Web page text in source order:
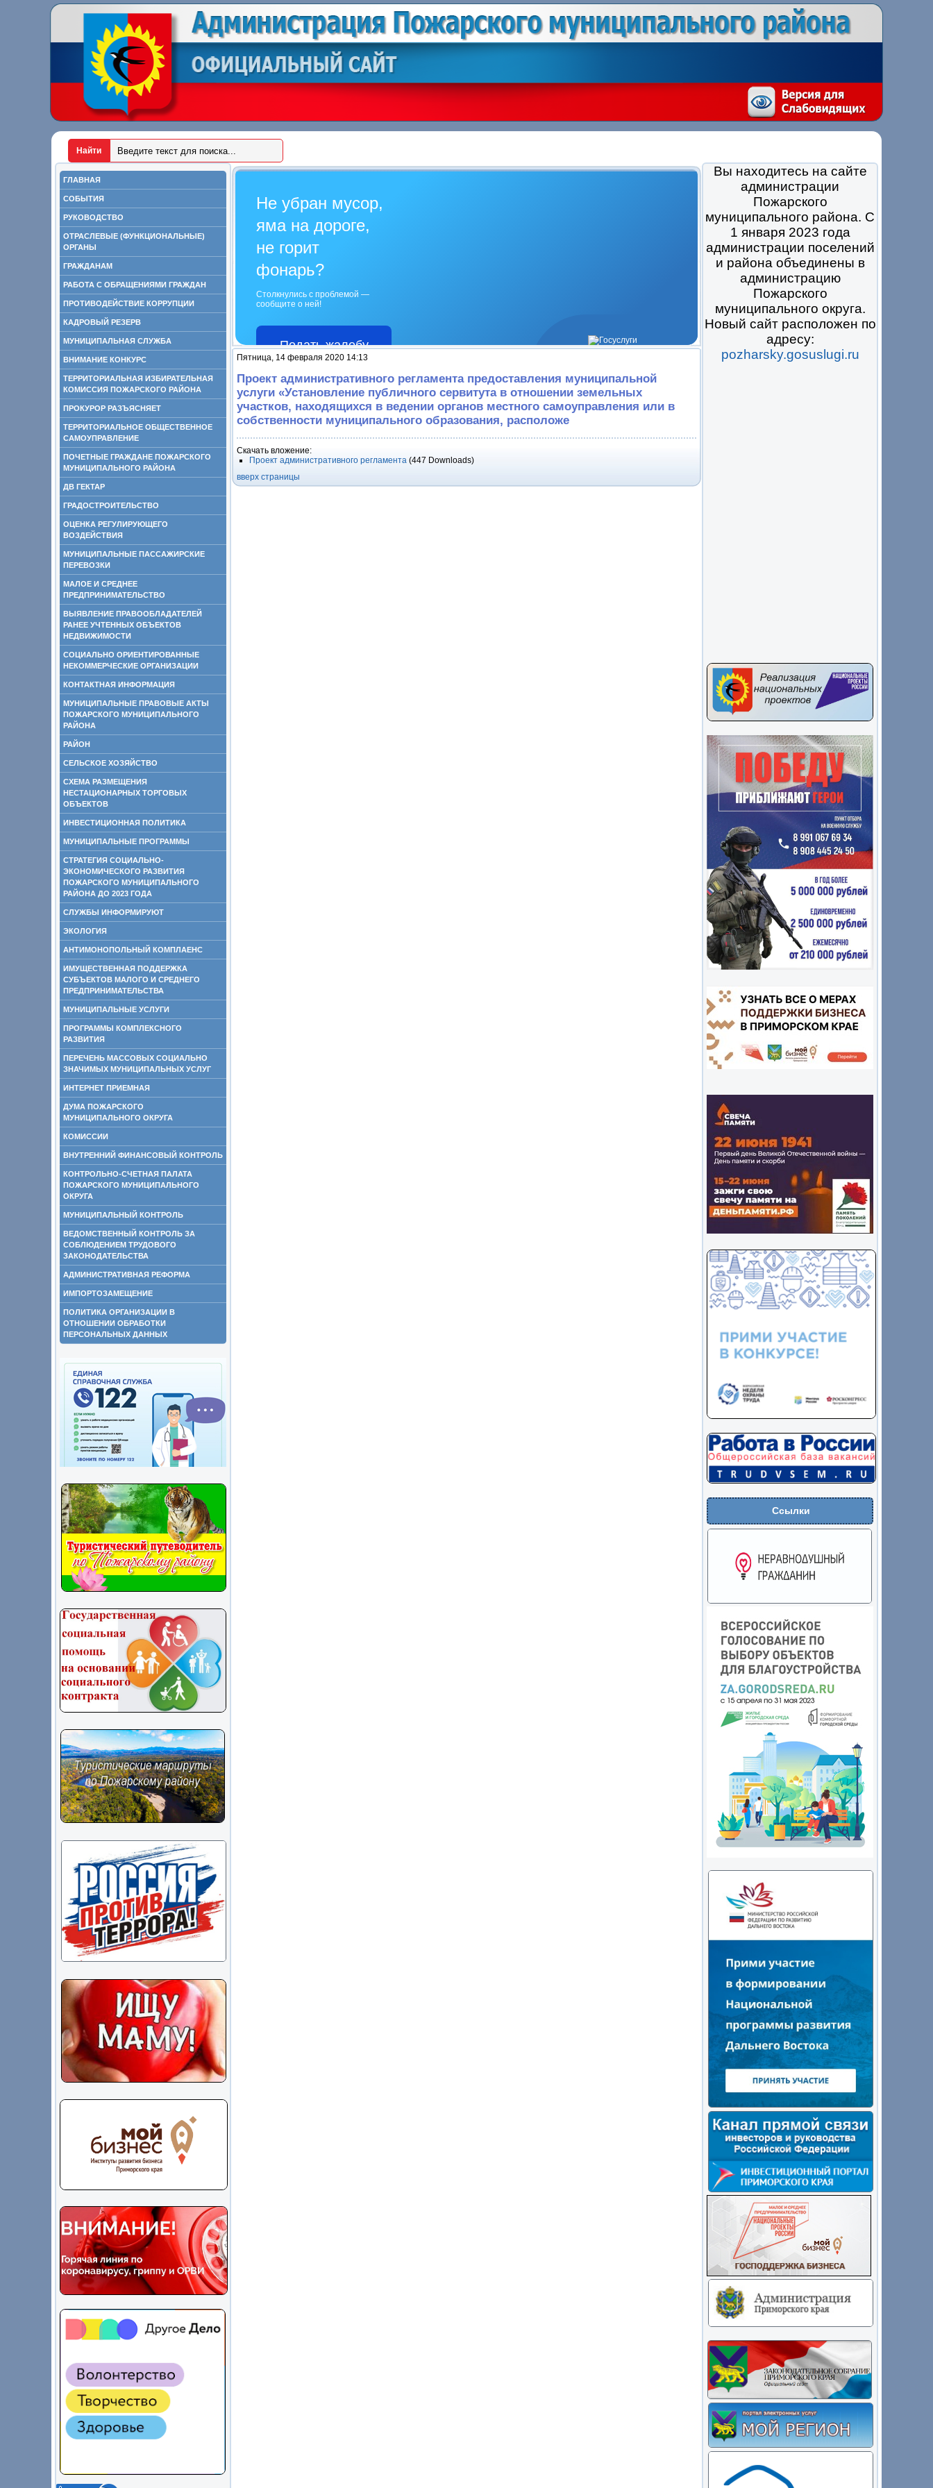
ГЛАВНАЯ
СОБЫТИЯ
РУКОВОДСТВО
ОТРАСЛЕВЫЕ (ФУНКЦИОНАЛЬНЫЕ)
ОРГАНЫ
ГРАЖДАНАМ
РАБОТА С ОБРАЩЕНИЯМИ ГРАЖДАН
ПРОТИВОДЕЙСТВИЕ КОРРУПЦИИ
КАДРОВЫЙ РЕЗЕРВ
МУНИЦИПАЛЬНАЯ СЛУЖБА
ВНИМАНИЕ КОНКУРС
ТЕРРИТОРИАЛЬНАЯ ИЗБИРАТЕЛЬНАЯ
КОМИССИЯ ПОЖАРСКОГО РАЙОНА
ПРОКУРОР РАЗЪЯСНЯЕТ
ТЕРРИТОРИАЛЬНОЕ ОБЩЕСТВЕННОЕ
САМОУПРАВЛЕНИЕ
ПОЧЕТНЫЕ ГРАЖДАНЕ ПОЖАРСКОГО
МУНИЦИПАЛЬНОГО РАЙОНА
ДВ ГЕКТАР
ГРАДОСТРОИТЕЛЬСТВО
ОЦЕНКА РЕГУЛИРУЮЩЕГО
ВОЗДЕЙСТВИЯ
МУНИЦИПАЛЬНЫЕ ПАССАЖИРСКИЕ
ПЕРЕВОЗКИ
МАЛОЕ И СРЕДНЕЕ
ПРЕДПРИНИМАТЕЛЬСТВО
ВЫЯВЛЕНИЕ ПРАВООБЛАДАТЕЛЕЙ
РАНЕЕ УЧТЕННЫХ ОБЪЕКТОВ
НЕДВИЖИМОСТИ
СОЦИАЛЬНО ОРИЕНТИРОВАННЫЕ
НЕКОММЕРЧЕСКИЕ ОРГАНИЗАЦИИ
КОНТАКТНАЯ ИНФОРМАЦИЯ
МУНИЦИПАЛЬНЫЕ ПРАВОВЫЕ АКТЫ
ПОЖАРСКОГО МУНИЦИПАЛЬНОГО
РАЙОНА
РАЙОН
СЕЛЬСКОЕ ХОЗЯЙСТВО
СХЕМА РАЗМЕЩЕНИЯ
НЕСТАЦИОНАРНЫХ ТОРГОВЫХ
ОБЪЕКТОВ
ИНВЕСТИЦИОННАЯ ПОЛИТИКА
МУНИЦИПАЛЬНЫЕ ПРОГРАММЫ
СТРАТЕГИЯ СОЦИАЛЬНО-
ЭКОНОМИЧЕСКОГО РАЗВИТИЯ
ПОЖАРСКОГО МУНИЦИПАЛЬНОГО
РАЙОНА ДО 2023 ГОДА
СЛУЖБЫ ИНФОРМИРУЮТ
ЭКОЛОГИЯ
АНТИМОНОПОЛЬНЫЙ КОМПЛАЕНС
ИМУЩЕСТВЕННАЯ ПОДДЕРЖКА
СУБЪЕКТОВ МАЛОГО И СРЕДНЕГО
ПРЕДПРИНИМАТЕЛЬСТВА
МУНИЦИПАЛЬНЫЕ УСЛУГИ
ПРОГРАММЫ КОМПЛЕКСНОГО
РАЗВИТИЯ
ПЕРЕЧЕНЬ МАССОВЫХ СОЦИАЛЬНО
ЗНАЧИМЫХ МУНИЦИПАЛЬНЫХ УСЛУГ
ИНТЕРНЕТ ПРИЕМНАЯ
ДУМА ПОЖАРСКОГО
МУНИЦИПАЛЬНОГО ОКРУГА
КОМИССИИ
ВНУТРЕННИЙ ФИНАНСОВЫЙ КОНТРОЛЬ
КОНТРОЛЬНО-СЧЕТНАЯ ПАЛАТА
ПОЖАРСКОГО МУНИЦИПАЛЬНОГО
ОКРУГА
МУНИЦИПАЛЬНЫЙ КОНТРОЛЬ
ВЕДОМСТВЕННЫЙ КОНТРОЛЬ ЗА
СОБЛЮДЕНИЕМ ТРУДОВОГО
ЗАКОНОДАТЕЛЬСТВА
АДМИНИСТРАТИВНАЯ РЕФОРМА
ИМПОРТОЗАМЕЩЕНИЕ
ПОЛИТИКА ОРГАНИЗАЦИИ В
ОТНОШЕНИИ ОБРАБОТКИ
ПЕРСОНАЛЬНЫХ ДАННЫХ
Вы находитесь на сайте
администрации
Пожарского
муниципального района. С
1 января 2023 года
администрации поселений
и района объединены в
администрацию
Пожарского
муниципального округа.
Новый сайт расположен по
адресу:
pozharsky.gosuslugi.ru
Ссылки
Не убран мусор,
яма на дороге,
не горит
фонарь?
Столкнулись с проблемой —
сообщите о ней!
Подать жалобу
Пятница, 14 февраля 2020 14:13
Проект административного регламента предоставления муниципальной
услуги «Установление публичного сервитута в отношении земельных
участков, находящихся в ведении органов местного самоуправления или в
собственности муниципального образования, расположе
Скачать вложение:
Проект административного регламента (447 Downloads)
вверх страницы